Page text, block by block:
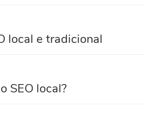
local e tradicional
SEO local?